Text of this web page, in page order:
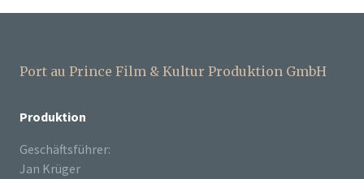
Port au Prince Film & Kultur Produktion GmbH
Produktion
Geschäftsführer:
Jan Krüger